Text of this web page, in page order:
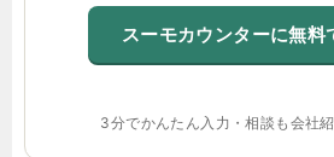
スーモカウンターに無料
3分でかんたん入力・相談も会社